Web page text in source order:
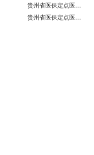
贵州省医保定点医疗机构医保服务情况表（第551分店）
贵州省医保定点医疗机构医保服务情况表（第100分店）